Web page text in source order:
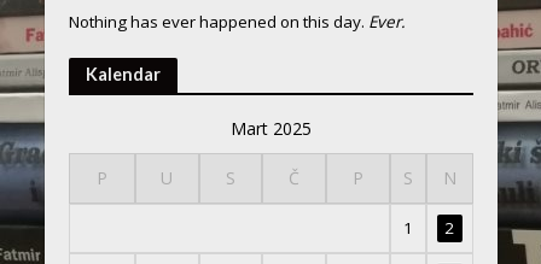
Nothing has ever happened on this day. Ever.
Kalendar
Mart 2025
P U S Č P S N
1 2